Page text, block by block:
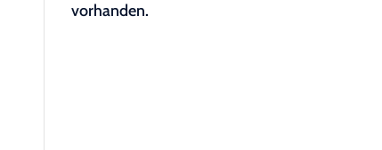
vorhanden.